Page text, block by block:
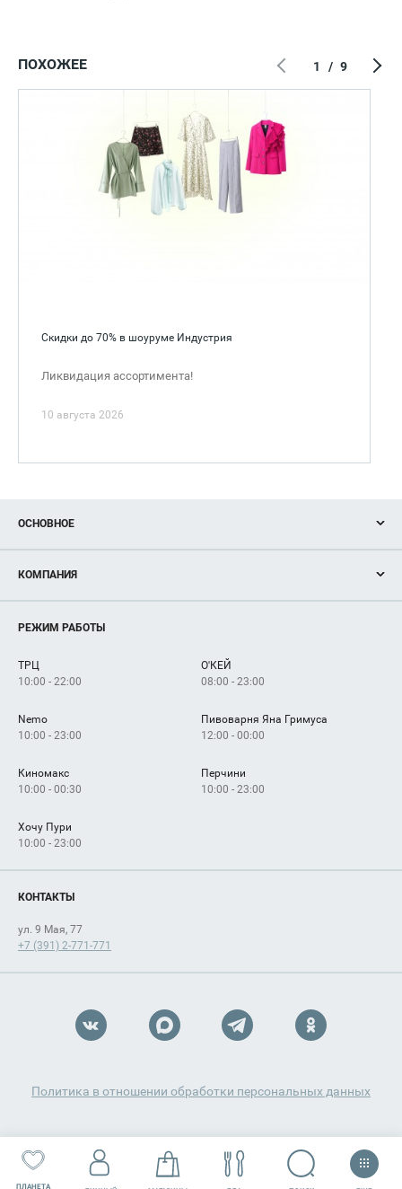
ПЛАНЕТА
ПОХОЖЕЕ
Скидки до 70% в шоуруме Индустрия
Ликвидация ассортимента!
10 августа 2026
1 / 9
ОСНОВНОЕ
Новости
Магазины
Услуги
КОМПАНИЯ
Рекламодателям
Как добраться
РЕЖИМ РАБОТЫ
ТРЦ
10:00 - 22:00
О'КЕЙ
08:00 - 23:00
Nemo
10:00 - 23:00
Пивоварня Яна Гримуса
12:00 - 00:00
Киномакс
10:00 - 00:30
Перчини
10:00 - 23:00
Хочу Пури
10:00 - 23:00
КОНТАКТЫ
ул. 9 Мая, 77
+7 (391) 2-771-771
Политика в отношении обработки персональных данных